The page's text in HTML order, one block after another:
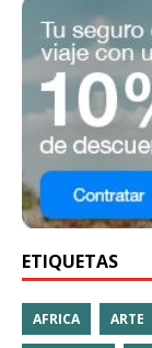
ETIQUETAS
AFRICA ARTE